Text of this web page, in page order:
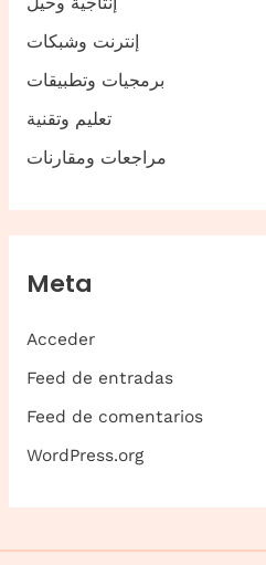
إنترنت وشبكات
برمجيات وتطبيقات
تعليم وتقنية
مراجعات ومقارنات
Meta
Acceder
Feed de entradas
Feed de comentarios
WordPress.org